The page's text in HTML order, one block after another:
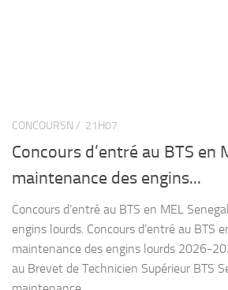
CONCOURSN / 21H07
Concours d’entré au BTS en
maintenance des engins...
Concours d’entré au BTS en MEL
engins lourds. Concours d’entré au BTS
maintenance des engins lourds 2026-
au Brevet de Technicien Supérieur BTS